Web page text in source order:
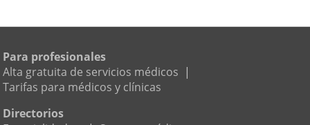
Para profesionales
Alta gratuita de servicios médicos |
Tarifas para médicos y clínicas
Directorios